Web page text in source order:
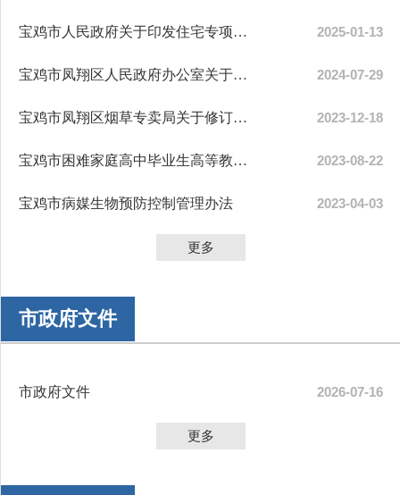
宝鸡市人民政府关于印发住宅专项维修资... 2025-01-13
宝鸡市凤翔区人民政府办公室关于印发《... 2024-07-29
宝鸡市凤翔区烟草专卖局关于修订《宝鸡... 2023-12-18
宝鸡市困难家庭高中毕业生高等教育入学... 2023-08-22
宝鸡市病媒生物预防控制管理办法 2023-04-03
更多
市政府文件
市政府文件 2026-07-16
更多